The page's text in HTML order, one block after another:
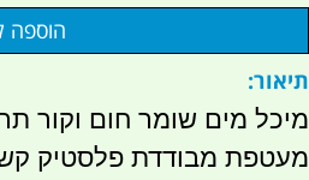
תיאור:
מיכל מים שומר חום וקור
מעטפת מבודדת פלסטיק